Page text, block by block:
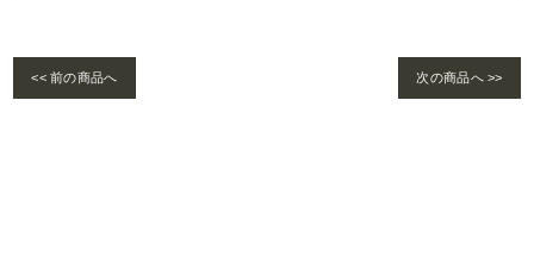
<< 前の商品へ 次の商品へ >>